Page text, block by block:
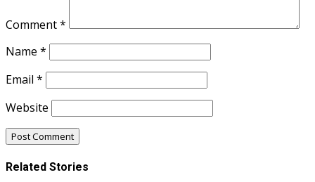
Comment*
Name *
Email *
Website
Related Stories